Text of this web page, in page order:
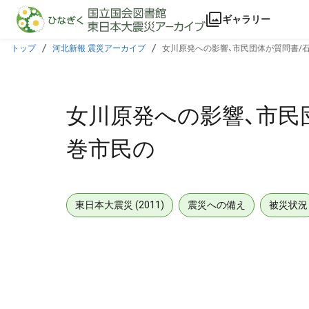
本文に飛ぶ
ギャラリー
トップ 河北新報 震災アーカイブ 女川原発への影響、市民団体が質問書/
女川原発への影響、市
巻市民の
東日本大震災 (2011) 震災への備え 被災状況